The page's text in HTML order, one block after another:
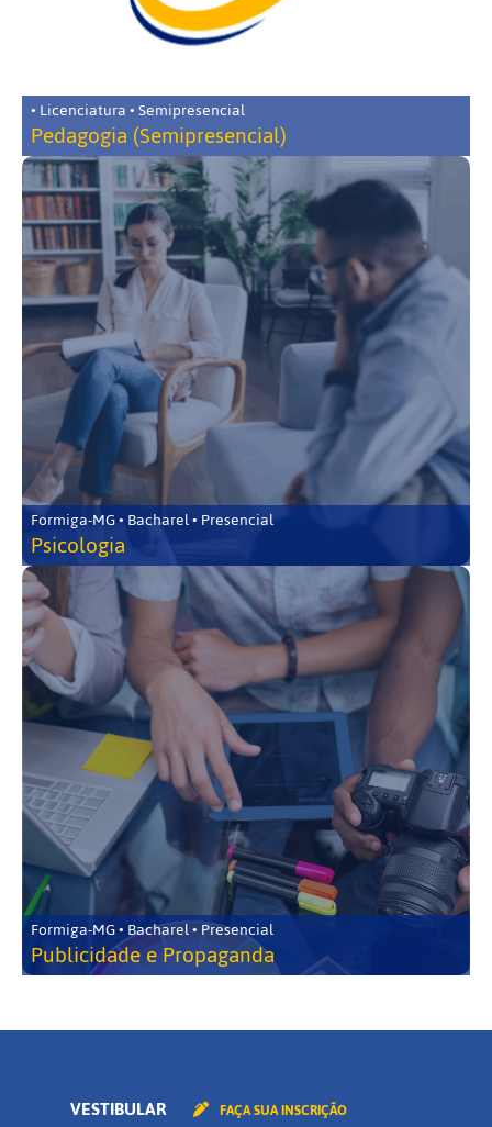
• Licenciatura • Semipresencial
Pedagogia (Semipresencial)
Formiga-MG • Bacharel • Presencial
Psicologia
Formiga-MG • Bacharel • Presencial
Publicidade e Propaganda
VESTIBULAR FAÇA SUA INSCRIÇÃO